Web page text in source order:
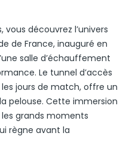
vous découvrez l’univers
de France, inauguré en
salle d’échauffement
Le tunnel d’accès
jours de match, offre un
pelouse. Cette immersion
grands moments
règne avant la